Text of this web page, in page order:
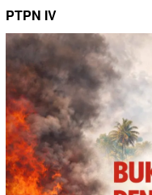
PTPN IV